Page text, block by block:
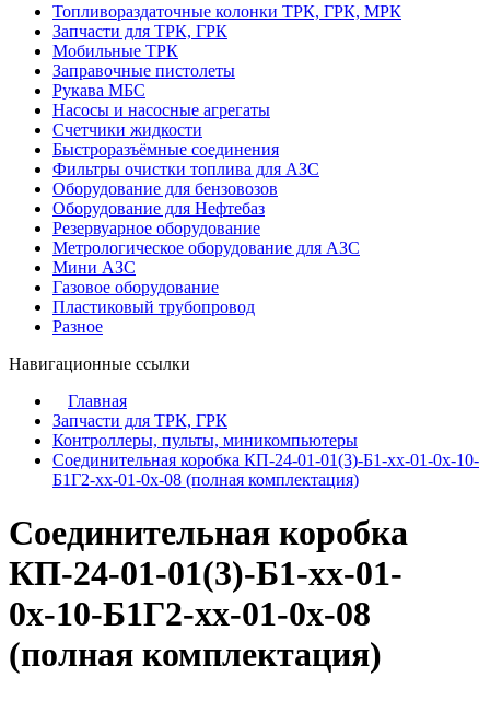
Топливораздаточные колонки ТРК, ГРК, МРК
Запчасти для ТРК, ГРК
Мобильные ТРК
Заправочные пистолеты
Рукава МБС
Насосы и насосные агрегаты
Счетчики жидкости
Быстроразъёмные соединения
Фильтры очистки топлива для АЗС
Оборудование для бензовозов
Оборудование для Нефтебаз
Резервуарное оборудование
Метрологическое оборудование для АЗС
Мини АЗС
Газовое оборудование
Пластиковый трубопровод
Разное
Навигационные ссылки
Главная
Запчасти для ТРК, ГРК
Контроллеры, пульты, миникомпьютеры
Соединительная коробка КП-24-01-01(3)-Б1-хх-01-0х-10-
Б1Г2-хх-01-0х-08 (полная комплектация)
Соединительная коробка
КП-24-01-01(3)-Б1-хх-01-
0х-10-Б1Г2-хх-01-0х-08
(полная комплектация)